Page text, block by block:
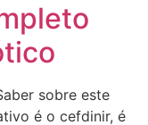
sobre este
é o cefdinir, é